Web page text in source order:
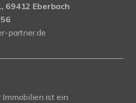
69412 Eberbach
partner.de
Immobilien ist ein